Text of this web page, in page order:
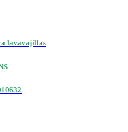
lavavajillas